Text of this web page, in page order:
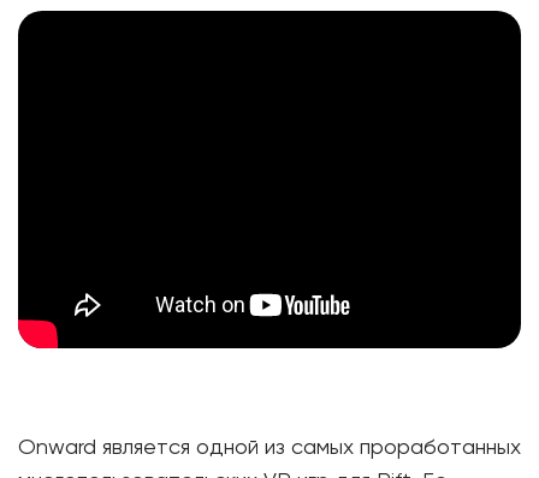
Onward является одной из самых проработанных